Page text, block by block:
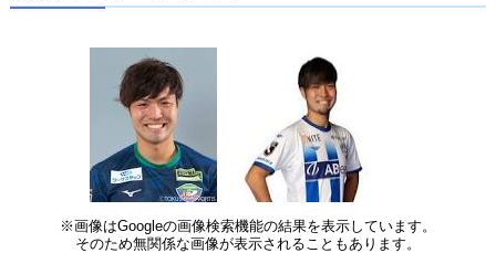
※画像はGoogleの画像検索機能の結果を表示しています。
そのため無関係な画像が表示されることもあります。